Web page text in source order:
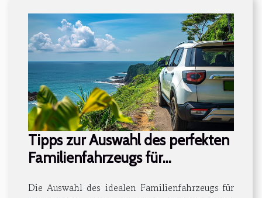
Tipps zur Auswahl des perfekten
Familienfahrzeugs für
Die Auswahl des idealen Familienfahrzeugs für